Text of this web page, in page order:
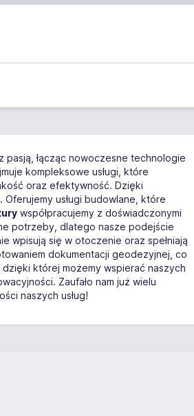
łącząc nowoczesne technologie
kompleksowe usługi, które
oraz efektywność. Dzięki
usługi budowlane, które
współpracujemy z doświadczonymi
potrzeby, dlatego nasze podejście
wpisują się w otoczenie oraz spełniają
dokumentacji geodezyjnej, co
której możemy wspierać naszych
Zaufało nam już wielu
naszych usług!